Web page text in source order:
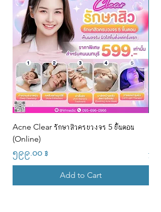
Acne Clear รักษาสิวครบวงจร 5 ขั้นตอน
(Online)
Price
၅၉၉.၀၀ ฿
Add to Cart
၂၂